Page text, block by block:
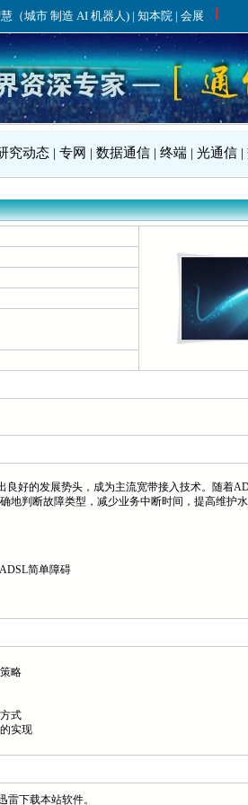
究动态 | 专网 | 数据通信 | 终端 | 光通信 |
良好的发展势头，成为主流宽带接入技术。随着
地判断故障类型，减少业务中断时间，提高维护水
简单障碍
略
式
实现
雷下载本站软件。